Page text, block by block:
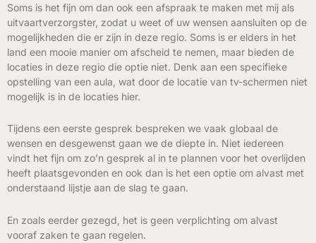
Soms is het fijn om dan ook een afspraak te maken met mij als
uitvaartverzorgster, zodat u weet of uw wensen aansluiten op de
mogelijkheden die er zijn in deze regio. Soms is er elders in het
land een mooie manier om afscheid te nemen, maar bieden de
locaties in deze regio die optie niet. Denk aan een specifieke
opstelling van een aula, wat door de locatie van tv-schermen niet
mogelijk is in de locaties hier.
Tijdens een eerste gesprek bespreken we vaak globaal de
wensen en desgewenst gaan we de diepte in. Niet iedereen
vindt het fijn om zo’n gesprek al in te plannen voor het overlijden
heeft plaatsgevonden en ook dan is het een optie om alvast met
onderstaand lijstje aan de slag te gaan.
En zoals eerder gezegd, het is geen verplichting om alvast
vooraf zaken te gaan regelen.